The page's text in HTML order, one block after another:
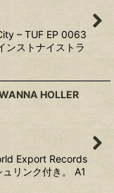
‎– TUF EP 0063
ンストナイストラ
HOLLER
Export Records
リンク付き。 A1